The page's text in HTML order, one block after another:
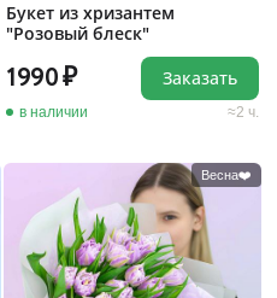
Букет из хризантем
"Розовый блеск"
1990
в наличии 2 ч.
Заказать
Весна❤️